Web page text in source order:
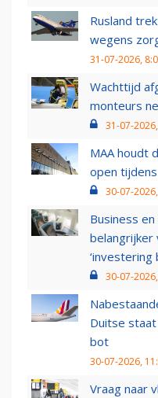
Rusland
wegens
31-07-2026,
Wachttijd
monteurs
31-07-
MAA houdt
open
30-07-
Business
belangrijker
‘investering
30-07-
Duitse
bot
30-07-2026,
Vraag naar